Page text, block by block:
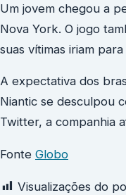
Um jovem chegou a
Nova York. O jogo
suas vítimas iriam
A expectativa dos
Niantic se desculpou
Twitter, a companhia
Fonte Globo
Visualizações do